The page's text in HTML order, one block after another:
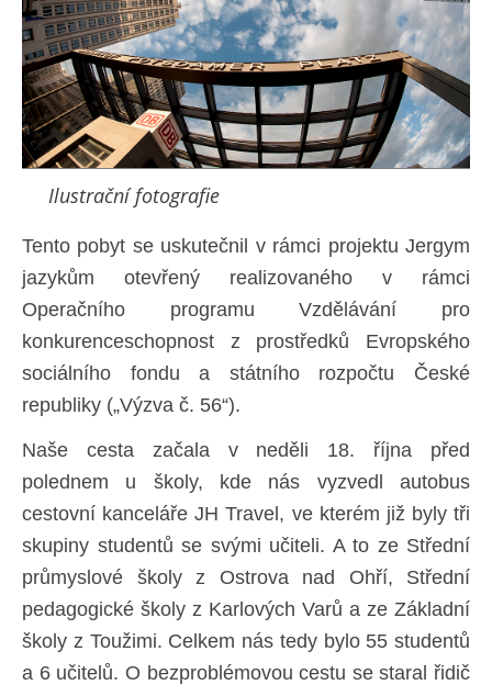
Ilustrační fotografie
Tento pobyt se uskutečnil v rámci projektu Jergym
jazykům otevřený realizovaného v rámci
Operačního programu Vzdělávání pro
konkurenceschopnost z prostředků Evropského
sociálního fondu a státního rozpočtu České
republiky („Výzva č. 56“).
Naše cesta začala v neděli 18. října před
polednem u školy, kde nás vyzvedl autobus
cestovní kanceláře JH Travel, ve kterém již byly tři
skupiny studentů se svými učiteli. A to ze Střední
průmyslové školy z Ostrova nad Ohří, Střední
pedagogické školy z Karlových Varů a ze Základní
školy z Toužimi. Celkem nás tedy bylo 55 studentů
a 6 učitelů. O bezproblémovou cestu se staral řidič